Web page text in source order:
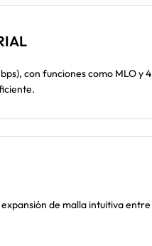
con funciones como MLO y
de malla intuitiva